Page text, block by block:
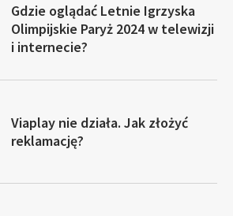
Gdzie oglądać Letnie Igrzyska
Olimpijskie Paryż 2024 w telewizji
i internecie?
Viaplay nie działa. Jak złożyć
reklamację?